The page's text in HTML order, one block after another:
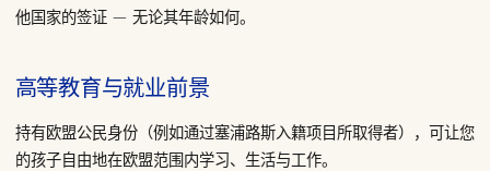
他国家的签证 — 无论其年龄如何。
高等教育与就业前景
持有欧盟公民身份（例如通过塞浦路斯入籍项目所取得者），可让您
的孩子自由地在欧盟范围内学习、生活与工作。